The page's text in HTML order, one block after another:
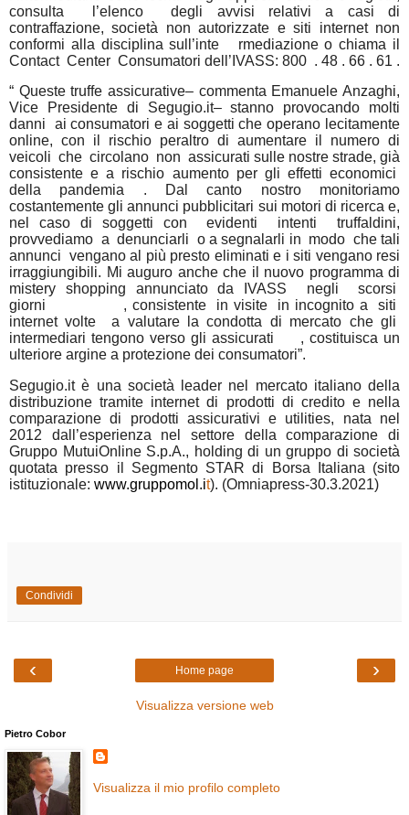
consulta
l’elenco
degli avvisi relativi a casi di
contraffazione, società non autorizzate e siti internet non
conformi alla disciplina sull’inte
rmediazione o chiama il
Contact Center Consumatori dell’IVASS: 800 . 48 . 66 . 61 .
“ Queste truffe assicurative– commenta Emanuele Anzaghi,
Vice Presidente di Segugio.it– stanno provocando
molti
danni
ai consumatori e ai soggetti che operano lecitamente
online, con il rischio peraltro di aumentare il numero di
veicoli che circolano non assicurati sulle nostre strade, già
consistente e a rischio aumento per gli effetti economici
della pandemia
. Dal canto nostro monitoriamo
costantemente gli annunci pubblicitari sui motori di ricerca e,
nel caso di soggetti con
evidenti intenti
truffaldini,
provvediamo a denunciarli o a segnalarli in modo che tali
annunci vengano al più presto eliminati e i siti vengano resi
irraggiungibili. Mi auguro anche che il nuovo programma di
mistery shopping annunciato da IVASS
negli
scorsi
giorni
, consistente in visite in incognito a
siti
internet volte
a valutare la condotta di mercato che gli
intermediari tengono verso gli assicurati
, costituisca un
ulteriore argine a protezione dei consumatori”.
Segugio.it è una società leader nel mercato italiano della
distribuzione tramite internet di prodotti di credito e nella
comparazione di prodotti assicurativi e utilities, nata nel
2012 dall’esperienza nel settore della comparazione di
Gruppo MutuiOnline S.p.A., holding di un gruppo di società
quotata presso il Segmento STAR di Borsa Italiana (sito
istituzionale: www.gruppomol.it). (Omniapress-30.3.2021)
Condividi
‹ ›
Home page
Visualizza versione web
Pietro Cobor
Visualizza il mio profilo completo